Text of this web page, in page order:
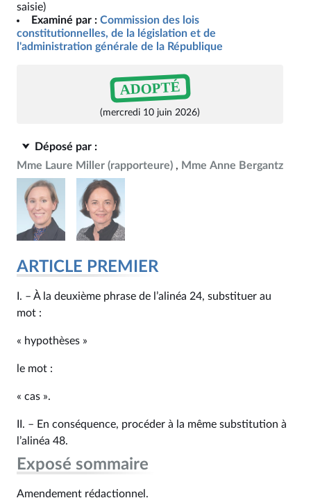
saisie)
Examiné par : Commission des lois
constitutionnelles, de la législation et de
l'administration générale de la République
ADOPTÉ
(mercredi 10 juin 2026)
Déposé par :
Mme Laure Miller (rapporteure) Mme Anne Bergantz
ARTICLE PREMIER
I. – À la deuxième phrase de l’alinéa 24, substituer au
mot :
« hypothèses »
le mot :
« cas ».
II. – En conséquence, procéder à la même substitution à
l’alinéa 48.
Exposé sommaire
Amendement rédactionnel.